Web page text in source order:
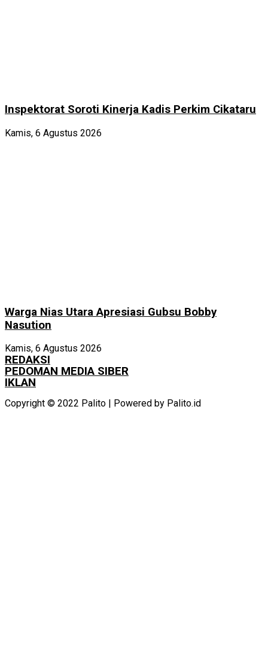
Inspektorat Soroti Kinerja Kadis Perkim Cikataru
Kamis, 6 Agustus 2026
Warga Nias Utara Apresiasi Gubsu Bobby
Nasution
Kamis, 6 Agustus 2026
REDAKSI
PEDOMAN MEDIA SIBER
IKLAN
Copyright © 2022 Palito | Powered by Palito.id